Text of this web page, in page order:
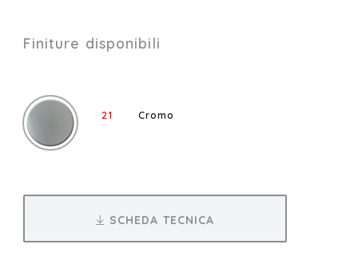
Finiture disponibili
21 Cromo
SCHEDA TECNICA